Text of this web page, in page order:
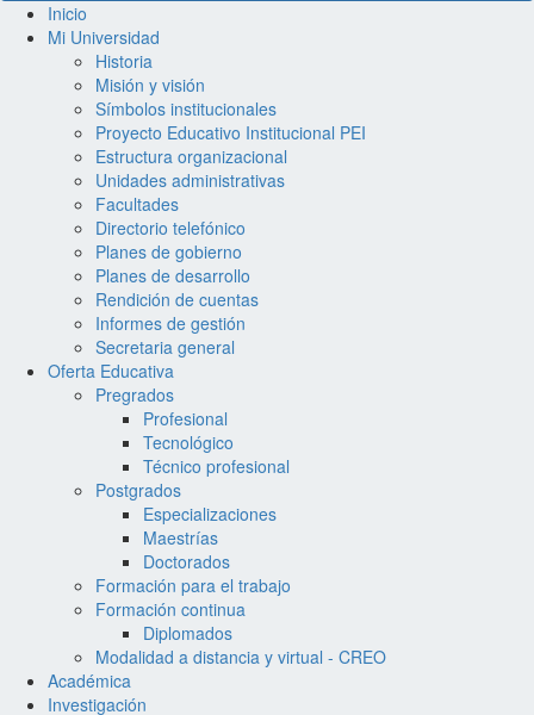
Inicio
Mi Universidad
Historia
Misión y visión
Símbolos institucionales
Proyecto Educativo Institucional PEI
Estructura organizacional
Unidades administrativas
Facultades
Directorio telefónico
Planes de gobierno
Planes de desarrollo
Rendición de cuentas
Informes de gestión
Secretaria general
Oferta Educativa
Pregrados
Profesional
Tecnológico
Técnico profesional
Postgrados
Especializaciones
Maestrías
Doctorados
Formación para el trabajo
Formación continua
Diplomados
Modalidad a distancia y virtual - CREO
Académica
Investigación